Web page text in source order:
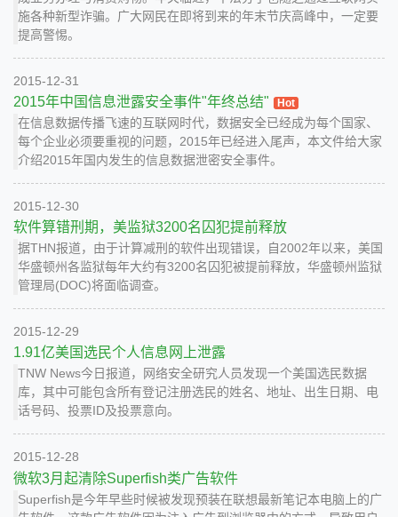
施各种新型诈骗。广大网民在即将到来的年末节庆高峰中，一定要
提高警惕。
2015-12-31
2015年中国信息泄露安全事件"年终总结" Hot
在信息数据传播飞速的互联网时代，数据安全已经成为每个国家、
每个企业必须要重视的问题，2015年已经进入尾声，本文件给大家
介绍2015年国内发生的信息数据泄密安全事件。
2015-12-30
软件算错刑期，美监狱3200名囚犯提前释放
据THN报道，由于计算减刑的软件出现错误，自2002年以来，美国
华盛顿州各监狱每年大约有3200名囚犯被提前释放，华盛顿州监狱
管理局(DOC)将面临调查。
2015-12-29
1.91亿美国选民个人信息网上泄露
TNW News今日报道，网络安全研究人员发现一个美国选民数据
库，其中可能包含所有登记注册选民的姓名、地址、出生日期、电
话号码、投票ID及投票意向。
2015-12-28
微软3月起清除Superfish类广告软件
Superfish是今年早些时候被发现预装在联想最新笔记本电脑上的广